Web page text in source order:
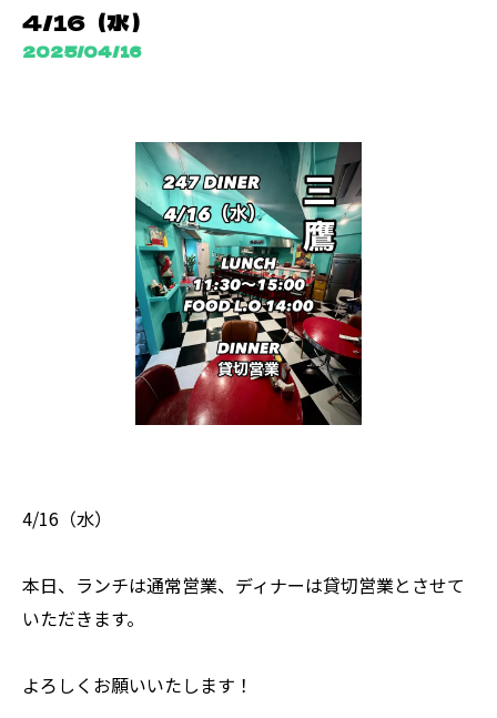
4/16（水）
2025/04/16
4/16（水）
本日、ランチは通常営業、ディナーは貸切営業とさせて
いただきます。
よろしくお願いいたします！